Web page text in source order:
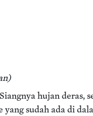
hujan deras,
sudah ada di